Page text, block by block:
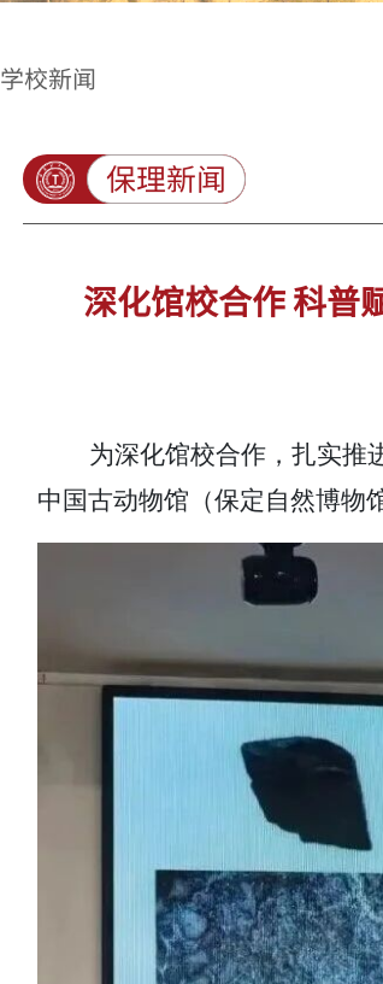
学校新闻
保理新闻
深化馆校合作 科普
为深化馆校合作，扎实推
中国古动物馆（保定自然博物